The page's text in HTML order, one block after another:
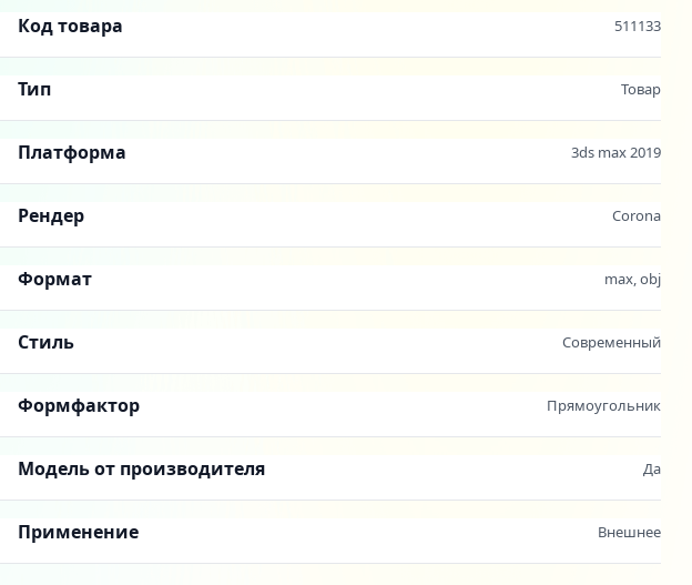
Код товара 511133
Тип Товар
Платформа 3ds max 2019
Рендер Corona
Формат max, obj
Стиль Современный
Формфактор Прямоугольник
Модель от производителя Да
Применение Внешнее